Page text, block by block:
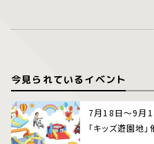
今見られているイベント
7月18日～9月
「キッズ遊園地」